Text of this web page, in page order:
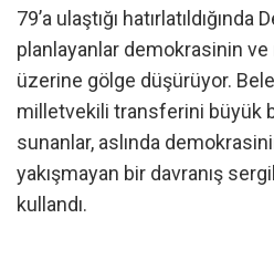
79’a ulaştığı hatırlatıldığında
planlayanlar demokrasinin
üzerine gölge düşürüyor.
milletvekili transferini büyük
sunanlar, aslında
yakışmayan bir davranış
kullandı.